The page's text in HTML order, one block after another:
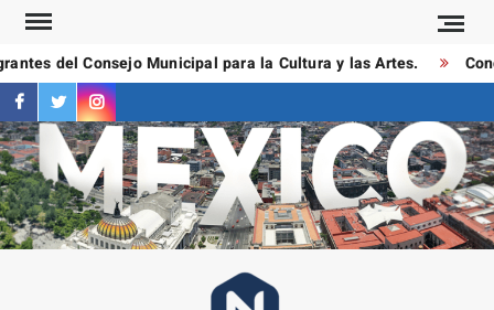
Saltar
contenidodel Consejo Municipal para la Cultura y las Artes.
facebook
twitterinstagram